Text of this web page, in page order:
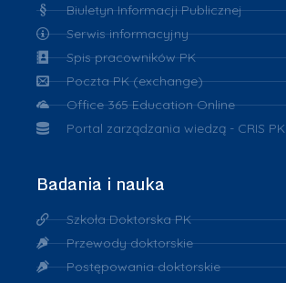
Biuletyn Informacji Publicznej
Serwis informacyjny
Spis pracowników PK
Poczta PK (exchange)
Office 365 Education Online
Portal zarządzania wiedzą - CRIS PK
Badania i nauka
Szkoła Doktorska PK
Przewody doktorskie
Postępowania doktorskie